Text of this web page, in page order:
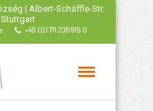
| Albert-Schäffle-Str.
+49 (0) 711 236 919 0